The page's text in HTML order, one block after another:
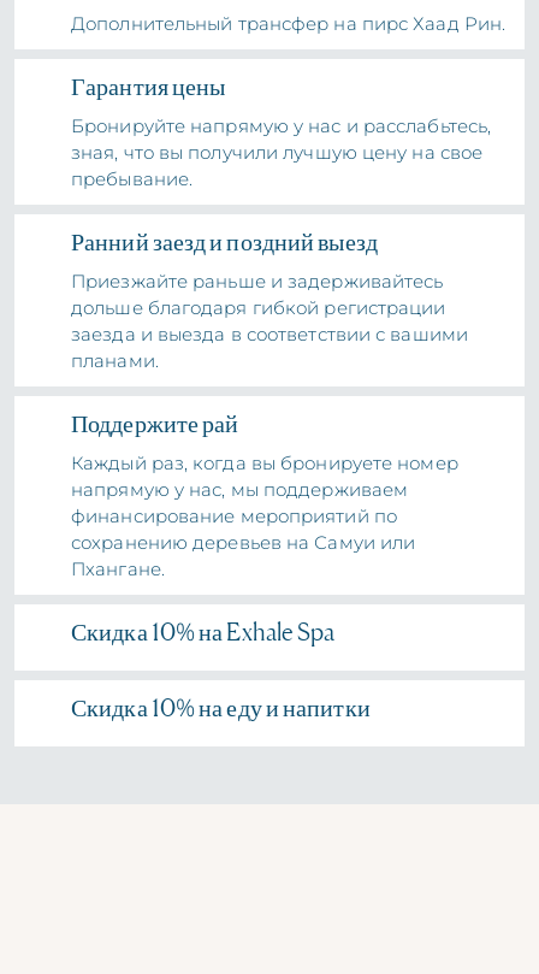
Дополнительный трансфер на пирс Хаад Рин.
Гарантия цены
Бронируйте напрямую у нас и расслабьтесь,
зная, что вы получили лучшую цену на свое
пребывание.
Ранний заезд и поздний выезд
Приезжайте раньше и задерживайтесь
дольше благодаря гибкой регистрации
заезда и выезда в соответствии с вашими
планами.
Поддержите рай
Каждый раз, когда вы бронируете номер
напрямую у нас, мы поддерживаем
финансирование мероприятий по
сохранению деревьев на Самуи или
Пхангане.
Скидка 10% на Exhale Spa
Скидка 10% на еду и напитки